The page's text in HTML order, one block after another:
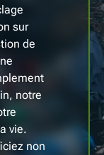
sur
de
notre
vie.
non